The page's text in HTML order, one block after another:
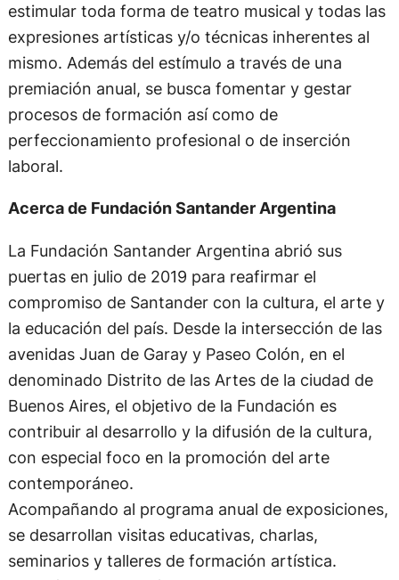
estimular toda forma de teatro musical y todas las
expresiones artísticas y/o técnicas inherentes al
mismo. Además del estímulo a través de una
premiación anual, se busca fomentar y gestar
procesos de formación así como de
perfeccionamiento profesional o de inserción
laboral.
Acerca de Fundación Santander Argentina
La Fundación Santander Argentina abrió sus
puertas en julio de 2019 para reafirmar el
compromiso de Santander con la cultura, el arte y
la educación del país. Desde la intersección de las
avenidas Juan de Garay y Paseo Colón, en el
denominado Distrito de las Artes de la ciudad de
Buenos Aires, el objetivo de la Fundación es
contribuir al desarrollo y la difusión de la cultura,
con especial foco en la promoción del arte
contemporáneo.
Acompañando al programa anual de exposiciones,
se desarrollan visitas educativas, charlas,
seminarios y talleres de formación artística.